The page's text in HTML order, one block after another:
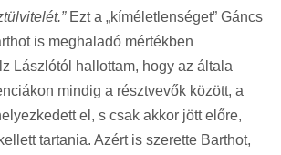
Ezt a „kíméletlenséget” Gáncs
is meghaladó mértékben
Lászlótól hallottam, hogy az általa
mindig a résztvevők között, a
el, s csak akkor jött előre,
tartania. Azért is szerette Barthot,